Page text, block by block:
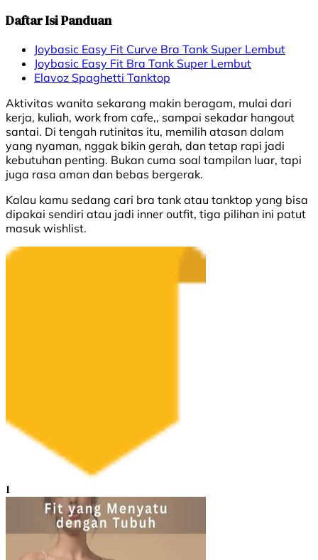
Daftar Isi Panduan
Joybasic Easy Fit Curve Bra Tank Super Lembut
Joybasic Easy Fit Bra Tank Super Lembut
Elavoz Spaghetti Tanktop
Aktivitas wanita sekarang makin beragam, mulai dari
kerja, kuliah, work from cafe,, sampai sekadar hangout
santai. Di tengah rutinitas itu, memilih atasan dalam
yang nyaman, nggak bikin gerah, dan tetap rapi jadi
kebutuhan penting. Bukan cuma soal tampilan luar, tapi
juga rasa aman dan bebas bergerak.
Kalau kamu sedang cari bra tank atau tanktop yang bisa
dipakai sendiri atau jadi inner outfit, tiga pilihan ini patut
masuk wishlist.
1